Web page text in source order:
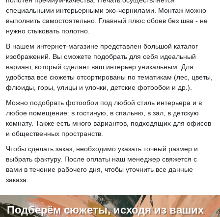
специальными интерьерными эко-чернилами. Монтаж можно
выполнить самостоятельно. Главный плюс обоев без шва - не
нужно стыковать полотно.
В нашем интернет-магазине представлен большой каталог
изображений. Вы сможете подобрать для себя идеальный
вариант, который сделает ваш интерьер уникальным. Для
удобства все сюжеты отсортированы по тематикам (лес, цветы,
флюиды, горы, улицы и улочки, детские фотообои и др.).
Можно подобрать фотообои под любой стиль интерьера и в
любое помещение: в гостиную, в спальню, в зал, в детскую
комнату. Также есть много вариантов, подходящих для офисов
и общественных пространств.
Чтобы сделать заказ, необходимо указать точный размер и
выбрать фактуру. После оплаты наш менеджер свяжется с
вами в течение рабочего дня, чтобы уточнить все данные
заказа.
Подберём сюжеты, исходя из ваших